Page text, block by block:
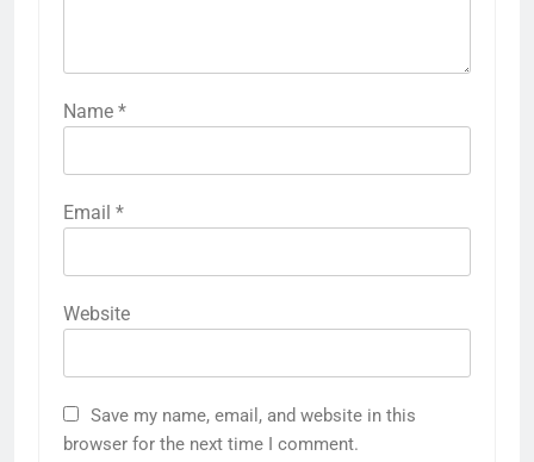
Name *
Email *
Website
Save my name, email, and website in this
browser for the next time I comment.